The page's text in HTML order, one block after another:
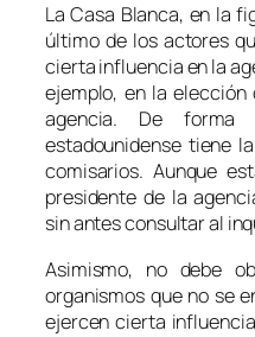
La Casa Blanca, en la
último de los actores
cierta influencia en la
ejemplo, en la
agencia. De forma
estadounidense tiene
comisarios. Aunque
presidente de la
sin antes consultar al
Asimismo, no debe
organismos que no se
ejercen cierta